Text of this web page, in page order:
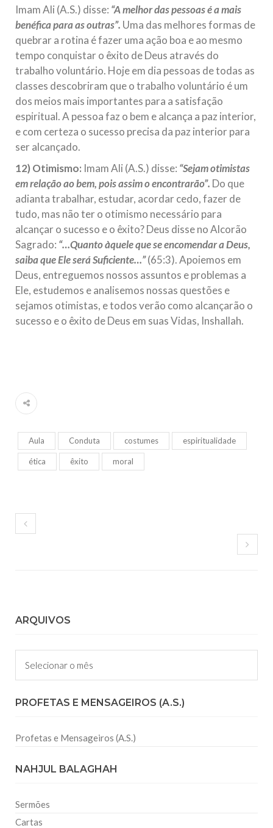
Imam Ali (A.S.) disse: “A melhor das pessoas é a mais
benéfica para as outras”. Uma das melhores formas de
quebrar a rotina é fazer uma ação boa e ao mesmo
tempo conquistar o êxito de Deus através do
trabalho voluntário. Hoje em dia pessoas de todas as
classes descobriram que o trabalho voluntário é um
dos meios mais importantes para a satisfação
espiritual. A pessoa faz o bem e alcança a paz interior,
e com certeza o sucesso precisa da paz interior para
ser alcançado.
12) Otimismo: Imam Ali (A.S.) disse: “Sejam otimistas
em relação ao bem, pois assim o encontrarão”. Do que
adianta trabalhar, estudar, acordar cedo, fazer de
tudo, mas não ter o otimismo necessário para
alcançar o sucesso e o êxito? Deus disse no Alcorão
Sagrado: “…Quanto àquele que se encomendar a Deus,
saiba que Ele será Suficiente…”(65:3). Apoiemos em
Deus, entreguemos nossos assuntos e problemas a
Ele, estudemos e analisemos nossas questões e
sejamos otimistas, e todos verão como alcançarão o
sucesso e o êxito de Deus em suas Vidas, Inshallah.
Aula Conduta costumes espiritualidade
ética êxito moral
ARQUIVOS
Arquivos
PROFETAS E MENSAGEIROS (A.S.)
Profetas e Mensageiros (A.S.)
NAHJUL BALAGHAH
Sermões
Cartas